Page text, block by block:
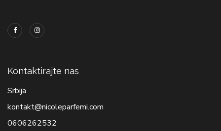
Kontaktirajte nas
Srbija
kontakt@nicoleparfemi.com
0606262532